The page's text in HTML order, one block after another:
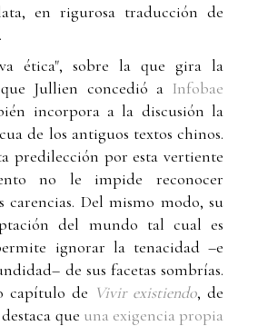
en rigurosa traducción de
ética", sobre la que gira la
Jullien concedió a Infobae
incorpora a la discusión la
de los antiguos textos chinos.
predilección por esta vertiente
no le impide reconocer
carencias. Del mismo modo, su
del mundo tal cual es
ignorar la tenacidad –e
de sus facetas sombrías.
capítulo de Vivir existiendo, de
que una exigencia propia